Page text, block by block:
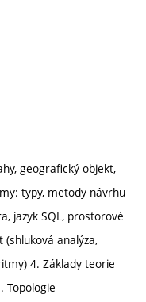
geografický objekt,
typy, metody návrhu
jazyk SQL, prostorové
(shluková analýza,
4. Základy teorie
Topologie